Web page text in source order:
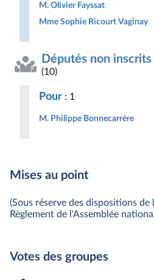
M. Olivier Fayssat
Mme Sophie Ricourt Vaginay
Députés non inscrits
(10)
Pour : 1
M. Philippe Bonnecarrère
Mises au point
(Sous réserve des dispositions
Règlement de l'Assemblée
Votes des groupes